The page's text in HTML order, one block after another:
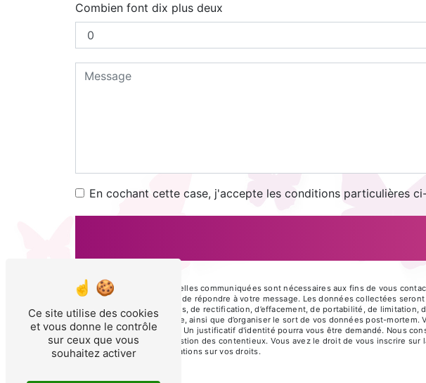
Combien font dix plus deux
En cochant cette case, j'accepte les conditions particulières
** Les données personnelles communiquées sont nécessaires aux fins de vous
traitants dans le seul but de répondre à votre message. Les données collectées
disposez de droits d’accès, de rectification, d’effacement, de portabilité, de
d’une autorité de contrôle, ainsi que d’organiser le sort de vos données post-
électronique à l'adresse . Un justificatif d'identité pourra vous être demandé. Nous
fins probatoires et de gestion des contentieux. Vous avez le droit de vous inscrire
cnil.fr pour plus d’informations sur vos droits.
Ce site utilise des cookies
et vous donne le contrôle
sur ceux que vous
souhaitez activer